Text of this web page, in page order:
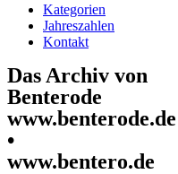
Kategorien
Jahreszahlen
Kontakt
Das Archiv von
Benterode
www.benterode.de
•
www.bentero.de